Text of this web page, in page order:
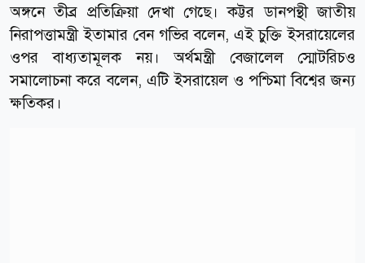
অঙ্গনে তীব্র প্রতিক্রিয়া দেখা গেছে। কট্টর ডানপন্থী জাতীয়
নিরাপত্তামন্ত্রী ইতামার বেন গভির বলেন, এই চুক্তি ইসরায়েলের
ওপর বাধ্যতামূলক নয়। অর্থমন্ত্রী বেজালেল স্মোটরিচও
সমালোচনা করে বলেন, এটি ইসরায়েল ও পশ্চিমা বিশ্বের জন্য
ক্ষতিকর।